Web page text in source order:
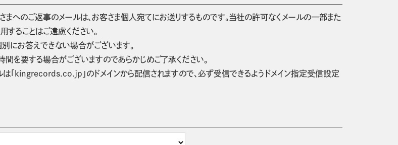
まへのご返事のメールは、お客さま個人宛てにお送りするものです。当社の許可なくメールの一部また
することはご遠慮ください。
にお答えできない場合がございます。
間を要する場合がございますのであらかじめご了承ください。
は「kingrecords.co.jp」のドメインから配信されますので、必ず受信できるようドメイン指定受信設定